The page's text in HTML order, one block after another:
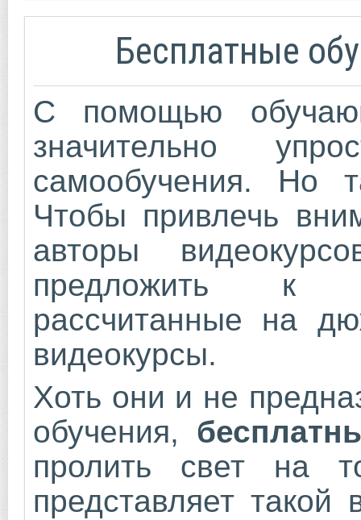
Бесплатные
С помощью
значительно
самообучения. Но
Чтобы привлечь
авторы
предложить к
рассчитанные на
видеокурсы.
Хоть они и не
обучения,
пролить свет на
представляет такой